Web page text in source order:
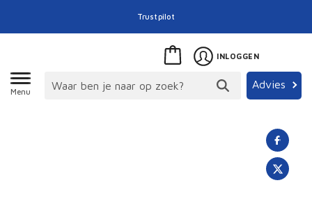
Trustpilot
Menu
Advies
INLOGGEN